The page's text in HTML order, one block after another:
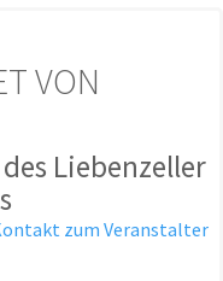
VON
Liebenzeller
zum Veranstalter